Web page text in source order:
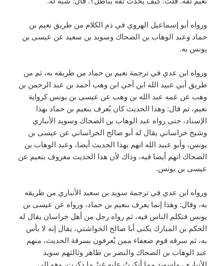
ورواه أبو إسماعيل الهروي في ذم الكلام من طريق نعيم بن
حماد وعبد الوهاب بن الضحاك وسويد بن سعيد عن عيسى بن
يونس به.
ورواه ابن عدي في ترجمة نعيم بن حماد من طريقه به، ثم من
طريق أبي عبيد الله ابن أخي ابن وهب أحمد بن عبد الرحمن بن
وهب عن عمه عبد الله بن وهب عن عيسى بن يونس كرواية
نعيم، ثم قال: وهذا الحديث كان يُعرف بنعيم بن حماد بهذا
الإسناد، حتى رواه عبد الوهاب بن الضحاك وسويد الأنباري
وشيخ خراساني يقال له أبو صالح الخراساني عن عيسى بن
يونس، وأبو عبيد الله اتهم بهذا الحديث أيضا، وعبد الوهاب بن
الضحاك اتهم أيضا فيه، وذاك لأن هذا الحديث معروف بنعيم عن
عيسى بن يونس.
ورواه ابن عدي في ترجمة سويد بن سعيد الأنباري من طريقه
به، وقال: وهذا إنما يعرف بنعيم بن حماد، ورواه عن عيسى بن
يونس فتكلم الناس فيه، ثم رواه رجل من أهل خراسان يقال له
الحكم بن المبارك يكنى أبا صالح الخواشتي، يقال إنه لا بأس
به، ثم سرقه قوم ضعفاء ممن يُعرفون بسرقة الحديث، منهم
عبد الوهاب بن الضحاك والنضر بن طاهر وثالثهم سويد